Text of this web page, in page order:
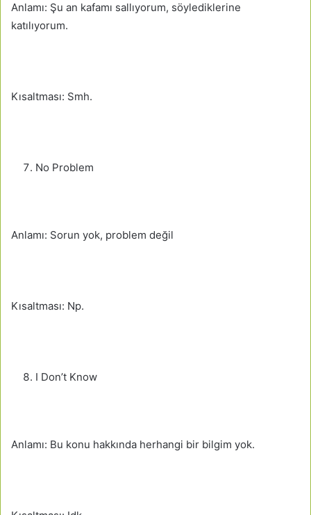
Anlamı: Şu an kafamı sallıyorum, söylediklerine
katılıyorum.
Kısaltması: Smh.
No Problem
Anlamı: Sorun yok, problem değil
Kısaltması: Np.
I Don’t Know
Anlamı: Bu konu hakkında herhangi bir bilgim yok.